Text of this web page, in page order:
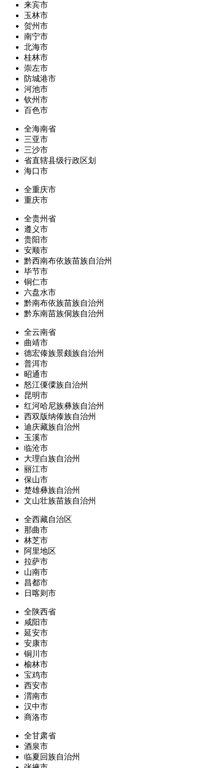
来宾市
玉林市
贺州市
南宁市
北海市
桂林市
崇左市
防城港市
河池市
钦州市
百色市
全海南省
三亚市
三沙市
省直辖县级行政区划
海口市
全重庆市
重庆市
全贵州省
遵义市
贵阳市
安顺市
黔西南布依族苗族自治州
毕节市
铜仁市
六盘水市
黔南布依族苗族自治州
黔东南苗族侗族自治州
全云南省
曲靖市
德宏傣族景颇族自治州
普洱市
昭通市
怒江傈僳族自治州
昆明市
红河哈尼族彝族自治州
西双版纳傣族自治州
迪庆藏族自治州
玉溪市
临沧市
大理白族自治州
丽江市
保山市
楚雄彝族自治州
文山壮族苗族自治州
全西藏自治区
那曲市
林芝市
阿里地区
拉萨市
山南市
昌都市
日喀则市
全陕西省
咸阳市
延安市
安康市
铜川市
榆林市
宝鸡市
西安市
渭南市
汉中市
商洛市
全甘肃省
酒泉市
临夏回族自治州